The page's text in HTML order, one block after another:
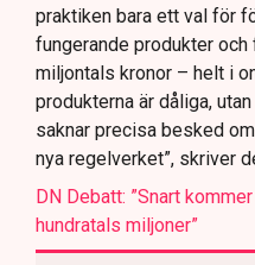
praktiken bara ett val för
fungerande produkter
miljontals kronor – helt i
produkterna är dåliga,
saknar precisa besked
nya regelverket”, skriver
DN Debatt: ”Snart
hundratals miljoner”